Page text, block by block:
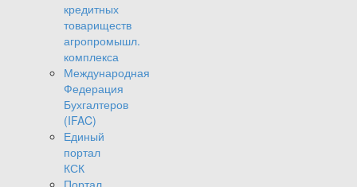
кредитных
товариществ
агропромышл.
комплекса
Международная
Федерация
Бухгалтеров
(IFAC)
Единый
портал
КСК